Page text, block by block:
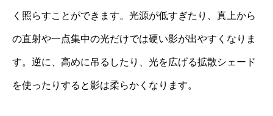
く照らすことができます。光源が低すぎたり、真上から
の直射や一点集中の光だけでは硬い影が出やすくなりま
す。逆に、高めに吊るしたり、光を広げる拡散シェード
を使ったりすると影は柔らかくなります。